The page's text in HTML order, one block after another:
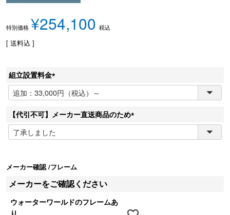
特別価格 ¥254,100 税込
送料込
組立設置料金
(
必
須
)
【代引不可】メーカー直送商品のため
(
必
メーカー確認 フレーム
メーカーをご確認ください
ウォーターワールドのフレームあ